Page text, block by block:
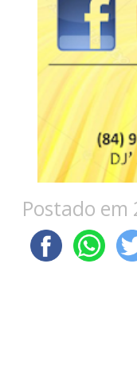
Postado em